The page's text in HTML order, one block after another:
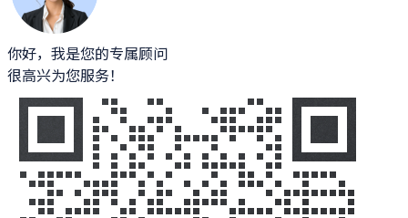
你好，我是您的专属顾问
很高兴为您服务！